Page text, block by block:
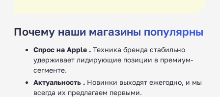
Почему наши магазины популярны
Спрос на Apple . Техника бренда стабильно
удерживает лидирующие позиции в премиум-
сегменте.
Актуальность . Новинки выходят ежегодно, и мы
всегда их предлагаем первыми.